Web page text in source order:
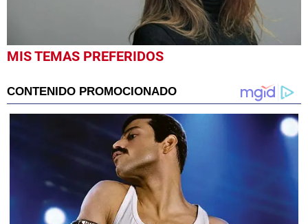
0
seconds
minute,
34
seconds
MIS TEMAS PREFERIDOS